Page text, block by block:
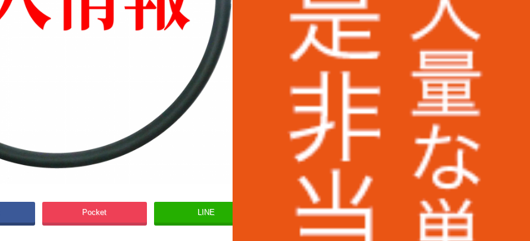
Pocket LINE
お取引実績
株式会社ミスミ様
株式会社アスクル様
ミズノ株式会社様
株式会社ベイシア電器様